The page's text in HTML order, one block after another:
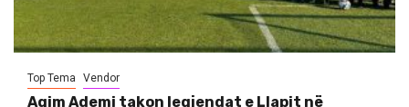
Top Tema Vendor
Agim Ademi takon legjendat e Llapit në